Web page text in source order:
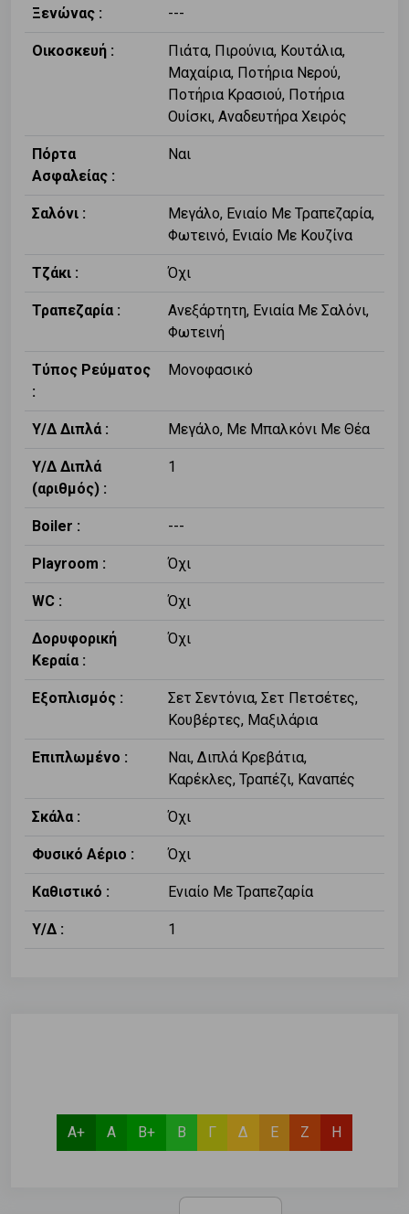
Ξενώνας : ---
Οικοσκευή :
Πιάτα, Πιρούνια, Κουτάλια,
Μαχαίρια, Ποτήρια Νερού,
Ποτήρια Κρασιού, Ποτήρια
Ουίσκι, Αναδευτήρα Χειρός
Πόρτα
Ασφαλείας :
Ναι
Σαλόνι :
Μεγάλο, Ενιαίο Με Τραπεζαρία,
Φωτεινό, Ενιαίο Με Κουζίνα
Τζάκι : Όχι
Τραπεζαρία :
Ανεξάρτητη, Ενιαία Με Σαλόνι,
Φωτεινή
Τύπος Ρεύματος
:
Μονοφασικό
Υ/Δ Διπλά : Μεγάλο, Με Μπαλκόνι Με Θέα
Υ/Δ Διπλά
(αριθμός) :
1
Boiler : ---
Playroom : Όχι
WC : Όχι
Δορυφορική
Κεραία :
Όχι
Εξοπλισμός :
Σετ Σεντόνια, Σετ Πετσέτες,
Κουβέρτες, Μαξιλάρια
Επιπλωμένο :
Ναι, Διπλά Κρεβάτια,
Καρέκλες, Τραπέζι, Καναπές
Σκάλα : Όχι
Φυσικό Αέριο : Όχι
Καθιστικό : Ενιαίο Με Τραπεζαρία
Υ/Δ : 1
Α+ Α Β+ Β Γ Δ Ε Ζ Η